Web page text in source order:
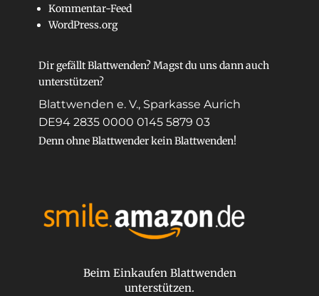
Kommentar-Feed
WordPress.org
Dir gefällt Blattwenden? Magst du uns dann auch
unterstützen?
Blattwenden e. V., Sparkasse Aurich
DE94 2835 0000 0145 5879 03
Denn ohne Blattwender kein Blattwenden!
Beim Einkaufen Blattwenden
unterstützen.